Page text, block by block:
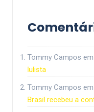
Tommy Campos em
lulista
Tommy Campos em
Brasil recebeu a